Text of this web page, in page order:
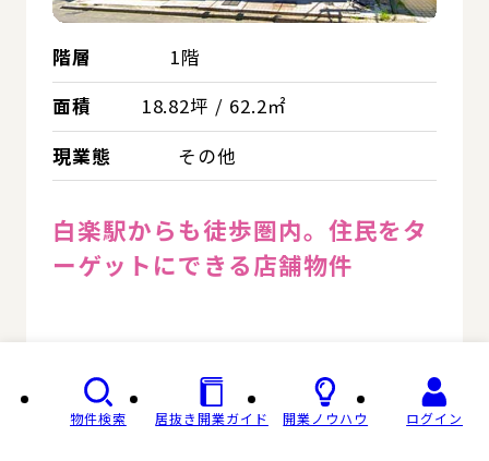
階層
1階
面積
18.82坪 / 62.2㎡
現業態
その他
白楽駅からも徒歩圏内。住民をタ
ーゲットにできる店舗物件
無料会員登録 / ログイン
物件検索 居抜き開業ガイド 開業ノウハウ ログイン